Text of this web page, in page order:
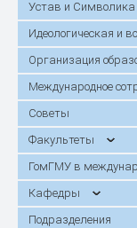
Устав и Символика
Идеологическая и
Организация
Международное
Советы
Факультеты
ГомГМУ в
Кафедры
Подразделения